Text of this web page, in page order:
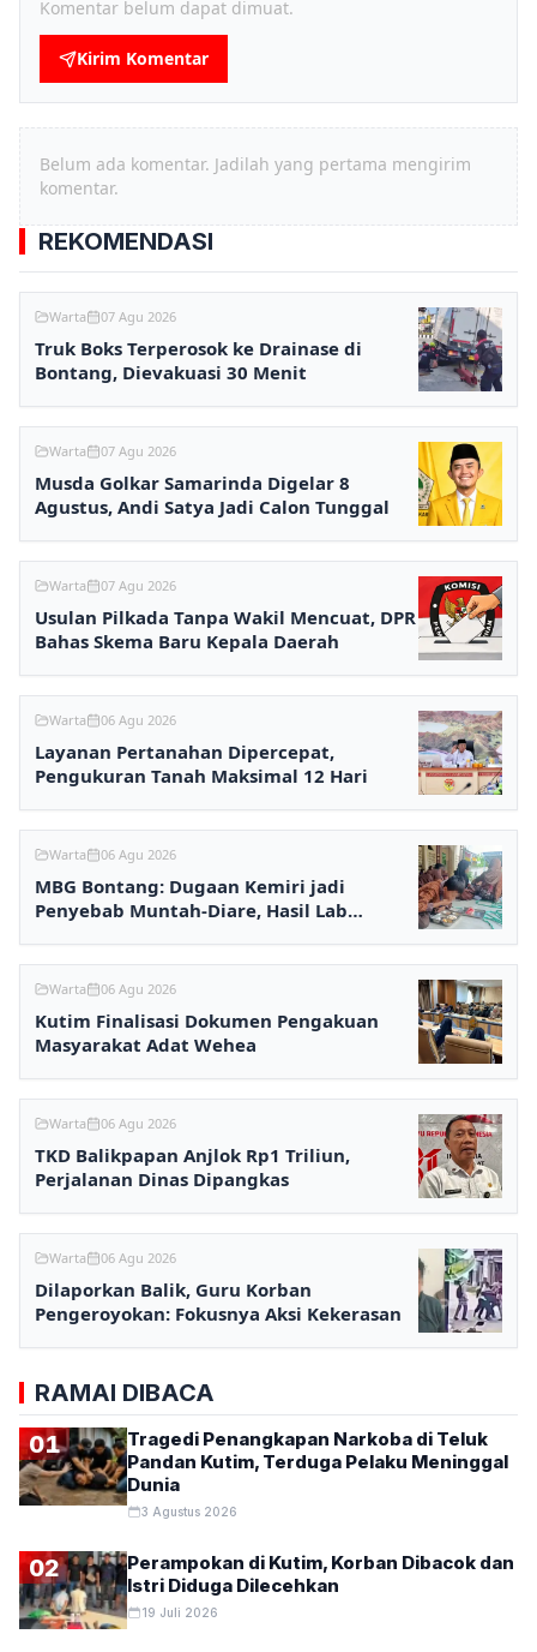
Komentar belum dapat dimuat.
Kirim Komentar
Belum ada komentar. Jadilah yang pertama mengirim
komentar.
REKOMENDASI
Warta 07 Agu 2026
Truk Boks Terperosok ke Drainase di
Bontang, Dievakuasi 30 Menit
Warta 07 Agu 2026
Musda Golkar Samarinda Digelar 8
Agustus, Andi Satya Jadi Calon Tunggal
Warta 07 Agu 2026
Usulan Pilkada Tanpa Wakil Mencuat, DPR
Bahas Skema Baru Kepala Daerah
Warta 06 Agu 2026
Layanan Pertanahan Dipercepat,
Pengukuran Tanah Maksimal 12 Hari
Warta 06 Agu 2026
MBG Bontang: Dugaan Kemiri jadi
Penyebab Muntah-Diare, Hasil Lab
Warta 06 Agu 2026
Kutim Finalisasi Dokumen Pengakuan
Masyarakat Adat Wehea
Warta 06 Agu 2026
TKD Balikpapan Anjlok Rp1 Triliun,
Perjalanan Dinas Dipangkas
Warta 06 Agu 2026
Dilaporkan Balik, Guru Korban
Pengeroyokan: Fokusnya Aksi Kekerasan
RAMAI DIBACA
01
Tragedi Penangkapan Narkoba di Teluk
Pandan Kutim, Terduga Pelaku Meninggal
Dunia
3 Agustus 2026
02
Perampokan di Kutim, Korban Dibacok dan
Istri Diduga Dilecehkan
19 Juli 2026